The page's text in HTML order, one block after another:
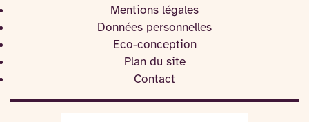
Mentions légales
Données personnelles
Eco-conception
Plan du site
Contact